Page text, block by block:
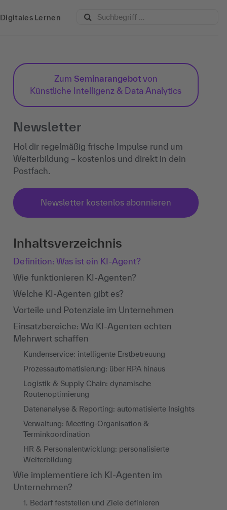
Digitales Lernen
Zum Seminarangebotvon
Künstliche Intelligenz & Data Analytics
Newsletter
Hol dir regelmäßig frische Impulse rund um
Weiterbildung – kostenlos und direkt in dein
Postfach.
Newsletter kostenlos abonnieren
Inhaltsverzeichnis
Definition: Was ist ein KI-Agent?
Wie funktionieren KI-Agenten?
Welche KI-Agenten gibt es?
Vorteile und Potenziale im Unternehmen
Einsatzbereiche: Wo KI-Agenten echten
Mehrwert schaffen
Kundenservice: intelligente Erstbetreuung
Prozessautomatisierung: über RPA hinaus
Logistik & Supply Chain: dynamische
Routenoptimierung
Datenanalyse & Reporting: automatisierte Insights
Verwaltung: Meeting-Organisation &
Terminkoordination
HR & Personalentwicklung: personalisierte
Weiterbildung
Wie implementiere ich KI-Agenten im
Unternehmen?
1. Bedarf feststellen und Ziele definieren